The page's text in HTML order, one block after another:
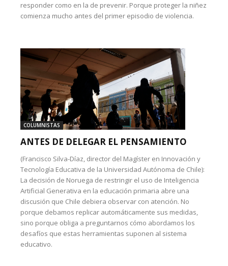
responder como en la de prevenir. Porque proteger la niñez
comienza mucho antes del primer episodio de violencia.
COLUMNISTAS
ANTES DE DELEGAR EL PENSAMIENTO
(Francisco Silva-Díaz, director del Magíster en Innovación y
Tecnología Educativa de la Universidad Autónoma de Chile):
La decisión de Noruega de restringir el uso de Inteligencia
Artificial Generativa en la educación primaria abre una
discusión que Chile debiera observar con atención. No
porque debamos replicar automáticamente sus medidas,
sino porque obliga a preguntarnos cómo abordamos los
desafíos que estas herramientas suponen al sistema
educativo.